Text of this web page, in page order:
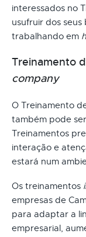
interessados no
usufruir dos seus
trabalhando em
Treinamento
company
O Treinamento
também pode
Treinamentos
interação e
estará num
Os treinamentos
empresas de
para adaptar a
empresarial,